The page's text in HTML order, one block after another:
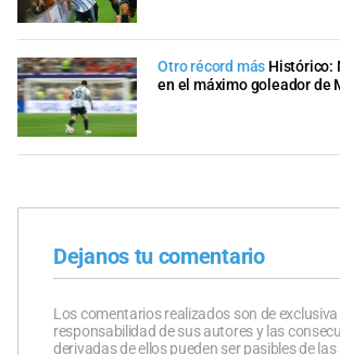
Otro récord más Histórico:
en el máximo goleador de
Dejanos tu comentario
Los comentarios realizados son de exclusiva
responsabilidad de sus autores y las
derivadas de ellos pueden ser pasibles de